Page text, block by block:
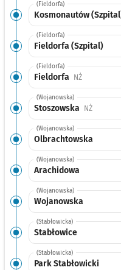
(Fieldorfa)
Kosmonautów
(Fieldorfa)
Fieldorfa (Szpital)
(Fieldorfa)
Fieldorfa NŻPrzystanek
(Wojanowska)
Stoszowska NŻ
(Wojanowska)
Olbrachtowska
(Wojanowska)
Arachidowa
(Wojanowska)
Wojanowska
(Stabłowicka)
Stabłowice
(Stabłowicka)
Park Stabłowicki